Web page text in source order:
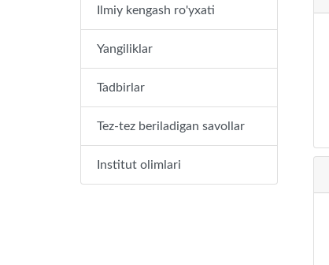
Ilmiy kengash ro'yxati
Yangiliklar
Tadbirlar
Tez-tez beriladigan savollar
Institut olimlari